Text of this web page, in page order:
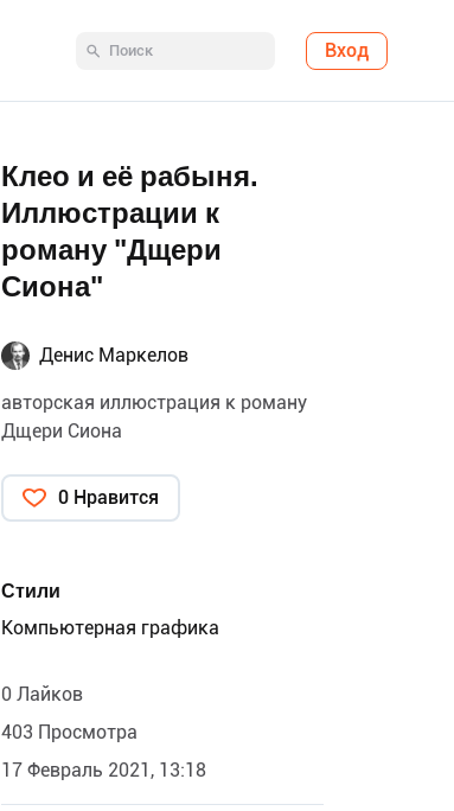
Вход
Клео и её рабыня.
Иллюстрации к
роману "Дщери
Сиона"
Денис Маркелов
авторская иллюстрация к роману
Дщери Сиона
0 Нравится
Стили
Компьютерная графика
0 Лайков
403 Просмотра
17 Февраль 2021, 13:18